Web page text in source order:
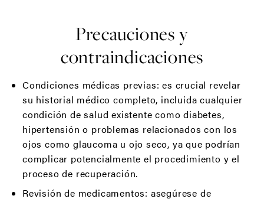
Precauciones y
contraindicaciones
Condiciones médicas previas: es crucial revelar
su historial médico completo, incluida cualquier
condición de salud existente como diabetes,
hipertensión o problemas relacionados con los
ojos como glaucoma u ojo seco, ya que podrían
complicar potencialmente el procedimiento y el
proceso de recuperación.
Revisión de medicamentos: asegúrese de